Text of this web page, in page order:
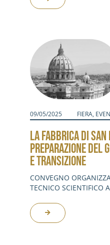
09/05/2025 FIERA,
LA FABBRICA DI SAN
PREPARAZIONE DEL
E TRANSIZIONE
CONVEGNO
TECNICO SCIENTIFICO